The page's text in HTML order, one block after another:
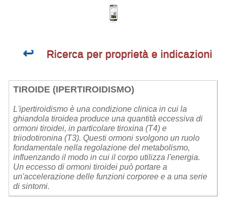
↩ Ricerca per proprietà e indicazioni
TIROIDE (IPERTIROIDISMO)
L'ipertiroidismo è una condizione clinica in cui la
ghiandola tiroidea produce una quantità eccessiva di
ormoni tiroidei, in particolare tiroxina (T4) e
triiodotironina (T3). Questi ormoni svolgono un ruolo
fondamentale nella regolazione del metabolismo,
influenzando il modo in cui il corpo utilizza l'energia.
Un eccesso di ormoni tiroidei può portare a
un'accelerazione delle funzioni corporee e a una serie
di sintomi.